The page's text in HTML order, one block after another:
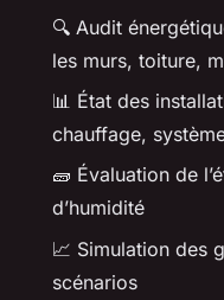
🔍 Audit
les murs, toiture,
📊 État des
chauffage,
🧱 Évaluation de
d’humidité
📈 Simulation des
scénarios